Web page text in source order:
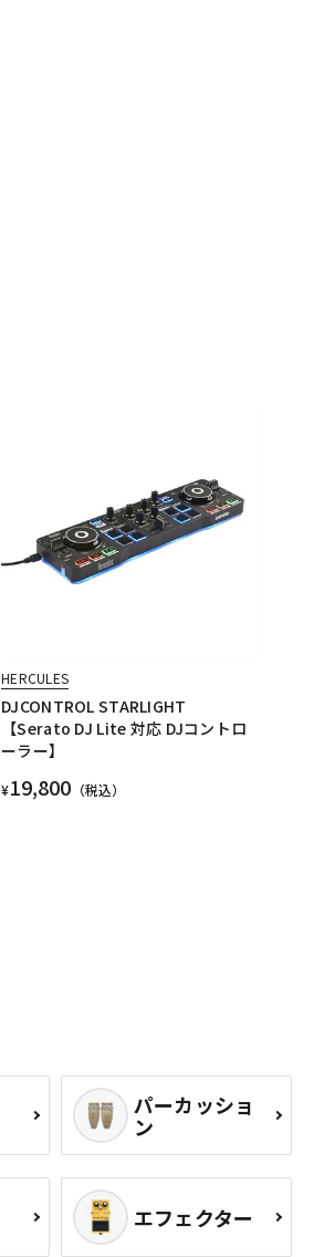
HERCULES
DJCONTROL STARLIGHT
【Serato DJ Lite 対応 DJコントロ
ーラー】
¥19,800 （税込）
パーカッショ
ン
エフェクター